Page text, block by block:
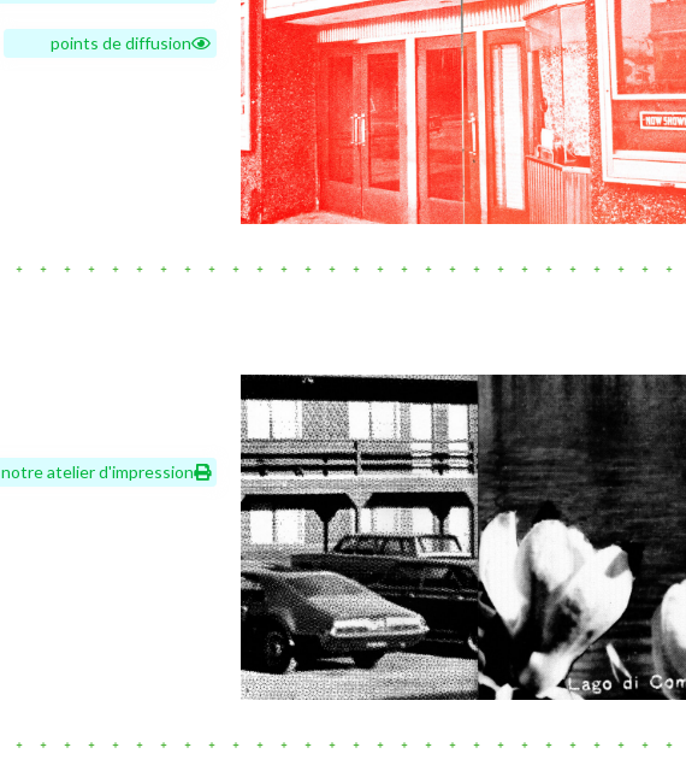
points de diffusion
notre atelier d'impression